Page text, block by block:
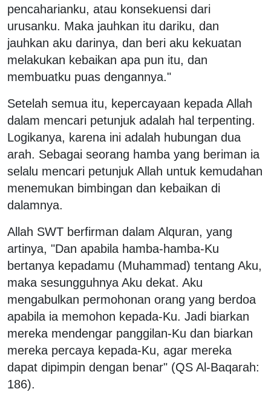
pencaharianku, atau konsekuensi dari
urusanku. Maka jauhkan itu dariku, dan
jauhkan aku darinya, dan beri aku kekuatan
melakukan kebaikan apa pun itu, dan
membuatku puas dengannya."
Setelah semua itu, kepercayaan kepada Allah
dalam mencari petunjuk adalah hal terpenting.
Logikanya, karena ini adalah hubungan dua
arah. Sebagai seorang hamba yang beriman ia
selalu mencari petunjuk Allah untuk kemudahan
menemukan bimbingan dan kebaikan di
dalamnya.
Allah SWT berfirman dalam Alquran, yang
artinya, "Dan apabila hamba-hamba-Ku
bertanya kepadamu (Muhammad) tentang Aku,
maka sesungguhnya Aku dekat. Aku
mengabulkan permohonan orang yang berdoa
apabila ia memohon kepada-Ku. Jadi biarkan
mereka mendengar panggilan-Ku dan biarkan
mereka percaya kepada-Ku, agar mereka
dapat dipimpin dengan benar" (QS Al-Baqarah:
186).